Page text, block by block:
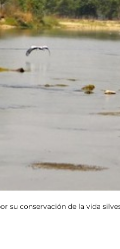
su conservación de la vida